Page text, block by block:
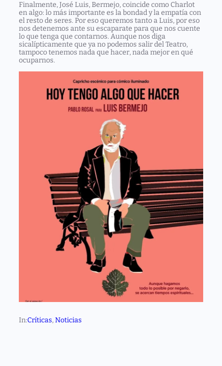
Finalmente, José Luis, Bermejo, coincide como Charlot
en algo: lo más importante es la bondad y la empatía con
el resto de seres. Por eso queremos tanto a Luis, por eso
nos detenemos ante su escaparate para que nos cuente
lo que tenga que contarnos. Aunque nos diga
sicalípticamente que ya no podemos salir del Teatro,
tampoco tenemos nada que hacer, nada mejor en qué
ocuparnos.
In:Críticas, Noticias